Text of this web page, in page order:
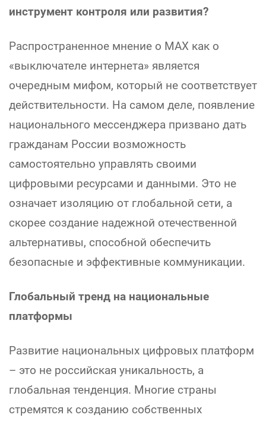
инструмент контроля или развития?
Распространенное мнение о МАХ как о
«выключателе интернета» является
очередным мифом, который не соответствует
действительности. На самом деле, появление
национального мессенджера призвано дать
гражданам России возможность
самостоятельно управлять своими
цифровыми ресурсами и данными. Это не
означает изоляцию от глобальной сети, а
скорее создание надежной отечественной
альтернативы, способной обеспечить
безопасные и эффективные коммуникации.
Глобальный тренд на национальные
платформы
Развитие национальных цифровых платформ
– это не российская уникальность, а
глобальная тенденция. Многие страны
стремятся к созданию собственных